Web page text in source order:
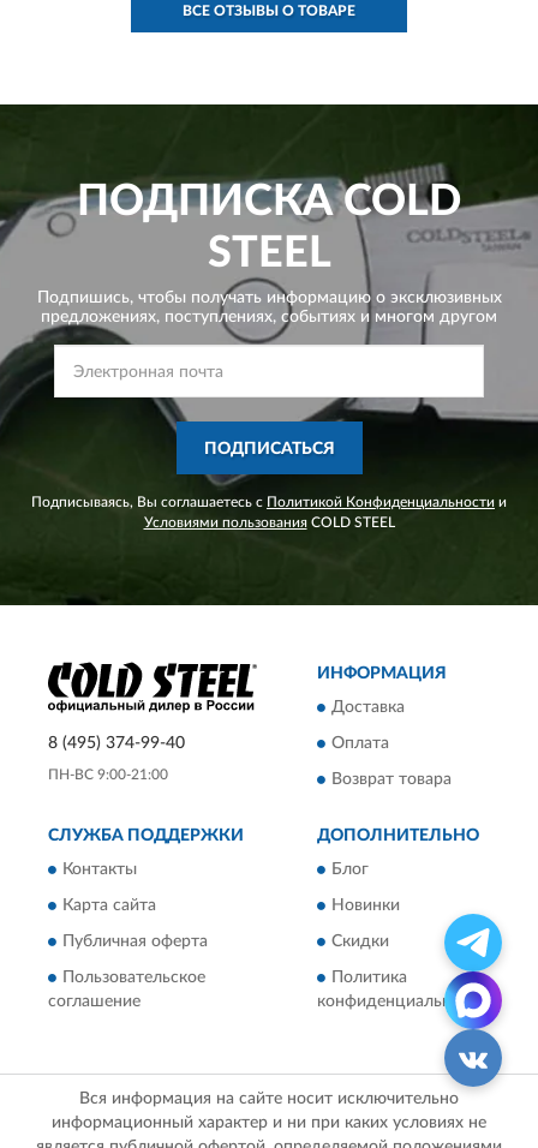
ВСЕ ОТЗЫВЫ О ТОВАРЕ
ПОДПИСКАCOLD
STEEL
Подпишись, чтобы получать информацию о эксклюзивных
предложениях, поступлениях, событиях и многом другом
ПОДПИСАТЬСЯ
Подписываясь, Вы соглашаетесь с Политикой Конфиденциальности и
Условиями пользованияCOLD STEEL
8 (495) 374-99-40
ПН-ВС 9:00-21:00
ИНФОРМАЦИЯ
Доставка
Оплата
Возврат товара
СЛУЖБА ПОДДЕРЖКИ
Контакты
Карта сайта
Публичная оферта
Пользовательское
соглашение
ДОПОЛНИТЕЛЬНО
Блог
Новинки
Скидки
Политика
конфиденциальности
Вся информация на сайте носит исключительно
информационный характер и ни при каких условиях не